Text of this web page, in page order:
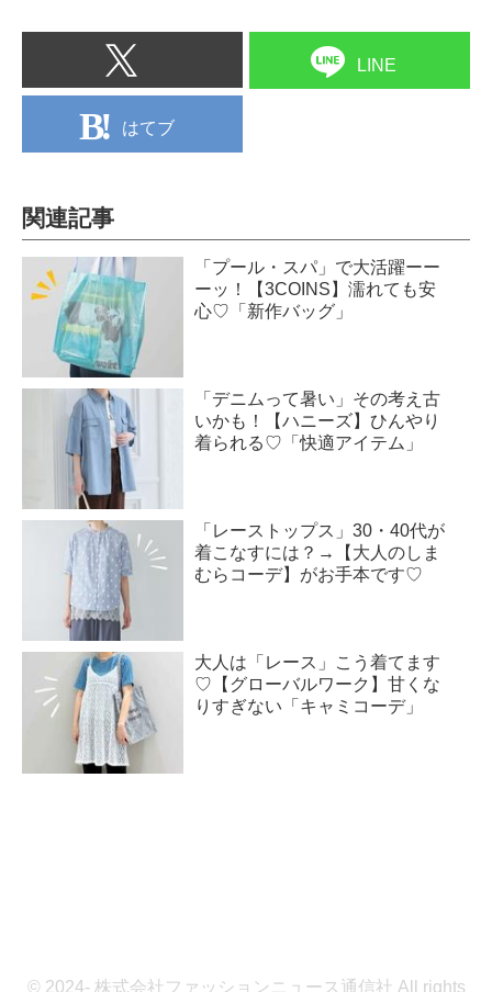
LINE
はてブ
関連記事
「プール・スパ」で大活躍ーー
ーッ！【3COINS】濡れても安
心♡「新作バッグ」
「デニムって暑い」その考え古
いかも！【ハニーズ】ひんやり
着られる♡「快適アイテム」
「レーストップス」30・40代が
着こなすには？→【大人のしま
むらコーデ】がお手本です♡
大人は「レース」こう着てます
♡【グローバルワーク】甘くな
りすぎない「キャミコーデ」
© 2024- 株式会社ファッションニュース通信社 All rights